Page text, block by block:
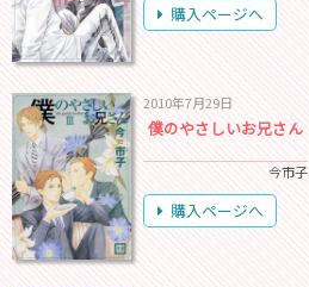
購入ページへ
2010年7月29日
僕のやさしいお兄さん
今市子
購入ページへ